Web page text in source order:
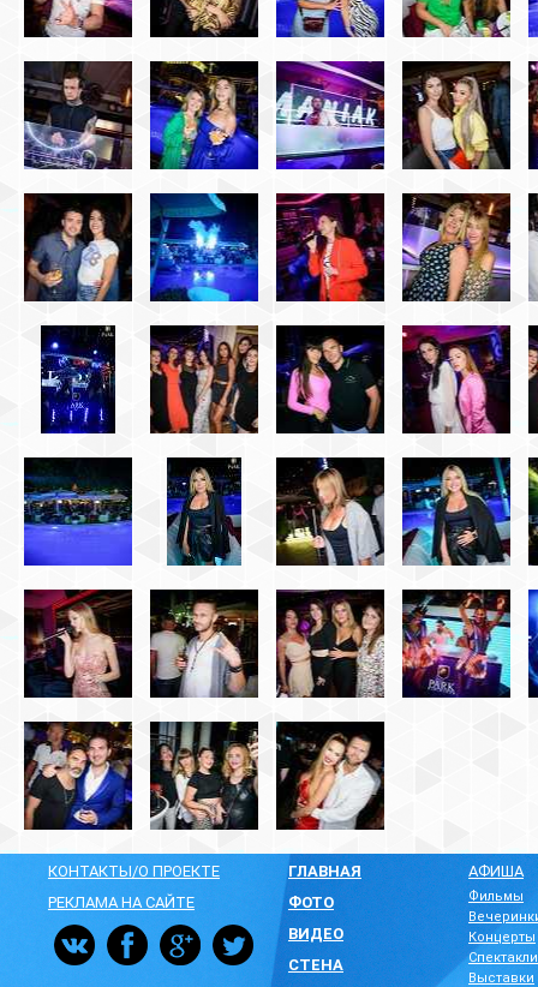
КОНТАКТЫ/О ПРОЕКТЕ
РЕКЛАМА НА САЙТЕ
ГЛАВНАЯ
ФОТО
ВИДЕО
СТЕНА
АФИША
Фильмы
Концерты
Спектакли
Выставки